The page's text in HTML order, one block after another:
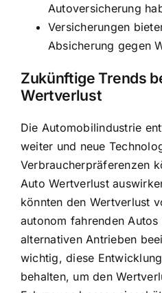
Autoversicherung
Versicherungen
Absicherung gegen
Zukünftige Trends
Wertverlust
Die Automobilindustrie
weiter und neue
Verbraucherpräferenzen
Auto Wertverlust
könnten den Wertverlust
autonom fahrenden
alternativen Antrieben
wichtig, diese
behalten, um den